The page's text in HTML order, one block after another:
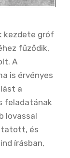
kezdete gróf
fűződik,
A
is érvényes
a
feladatának
lovassal
és
írásban,